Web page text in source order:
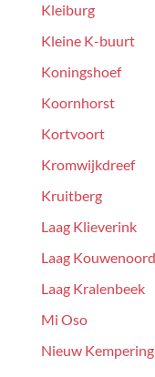
Kleiburg
Kleine K-buurt
Koningshoef
Koornhorst
Kortvoort
Kromwijkdreef
Kruitberg
Laag Klieverink
Laag Kouwenoord
Laag Kralenbeek
Mi Oso
Nieuw Kempering